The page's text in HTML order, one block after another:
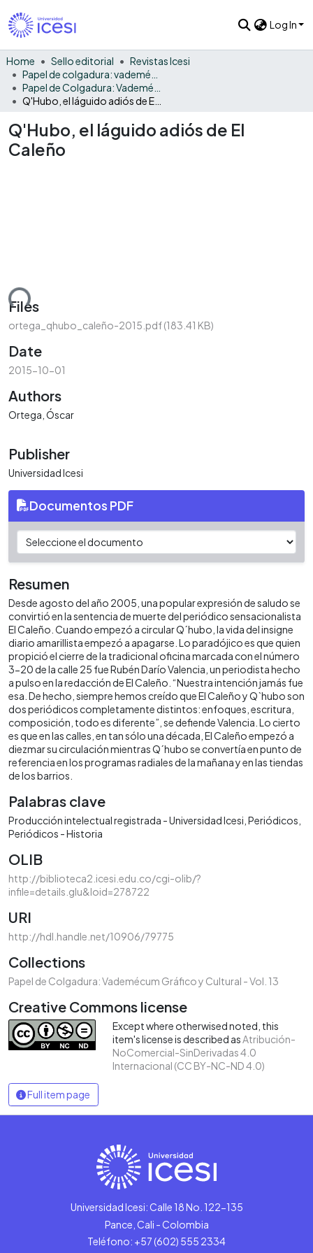
Log In
Home Sello editorial
Revistas Icesi
Q'Hubo, el láguido adiós de El
Caleño
Files
ortega_qhubo_caleño-2015.pdf(183.41 KB)
Date
2015-10-01
Authors
Ortega, Óscar
Publisher
Universidad Icesi
Documentos PDF
Resumen
Desde agosto del año 2005, una popular expresión de saludo se
convirtió en la sentencia de muerte del periódico sensacionalista
El Caleño. Cuando empezó a circular Q´hubo, la vida del insigne
diario amarillista empezó a apagarse. Lo paradójico es que quien
propició el cierre de la tradicional oficina marcada con el número
3-20 de la calle 25 fue Rubén Darío Valencia, un periodista hecho
a pulso en la redacción de El Caleño. “Nuestra intención jamás fue
esa. De hecho, siempre hemos creído que El Caleño y Q`hubo son
dos periódicos completamente distintos: enfoques, escritura,
composición, todo es diferente”, se defiende Valencia. Lo cierto
es que en las calles, en tan sólo una década, El Caleño empezó a
diezmar su circulación mientras Q´hubo se convertía en punto de
referencia en los programas radiales de la mañana y en las tiendas
de los barrios.
Palabras clave
Producción intelectual registrada - Universidad Icesi Periódicos
Periódicos - Historia
OLIB
http://biblioteca2.icesi.edu.co/cgi-olib/?
infile=details.glu&loid=278722
URI
http://hdl.handle.net/10906/79775
Collections
Papel de Colgadura: Vademécum Gráfico y Cultural - Vol. 13
Creative Commons license
Except where otherwised noted, this
item's license is described asAtribución-
NoComercial-SinDerivadas 4.0
Internacional (CC BY-NC-ND 4.0)
Full item page
Universidad Icesi: Calle 18 No. 122-135
Pance, Cali - Colombia
Teléfono: +57 (602) 555 2334